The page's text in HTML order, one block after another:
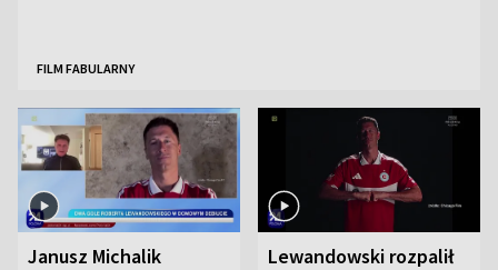
FILM FABULARNY
Janusz Michalik
Lewandowski rozpalił